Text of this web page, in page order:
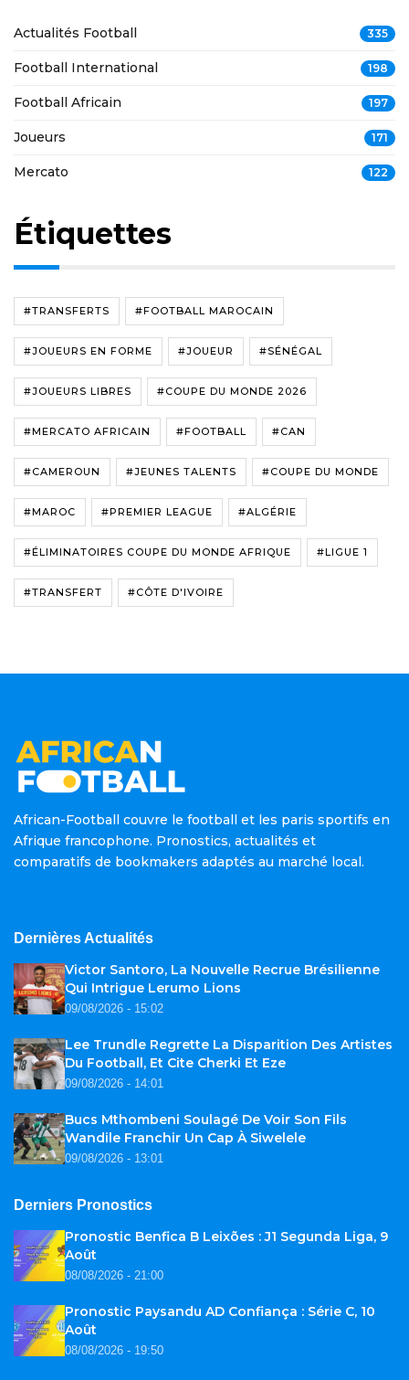
Actualités Football 335
Football International 198
Football Africain 197
Joueurs 171
Mercato 122
Étiquettes
#TRANSFERTS #FOOTBALL MAROCAIN
#JOUEURS EN FORME #JOUEUR #SÉNÉGAL
#JOUEURS LIBRES #COUPE DU MONDE 2026
#MERCATO AFRICAIN #FOOTBALL #CAN
#CAMEROUN #JEUNES TALENTS #COUPE DU MONDE
#MAROC #PREMIER LEAGUE #ALGÉRIE
#ÉLIMINATOIRES COUPE DU MONDE AFRIQUE #LIGUE 1
#TRANSFERT #CÔTE D'IVOIRE
African-Football couvre le football et les paris sportifs en
Afrique francophone. Pronostics, actualités et
comparatifs de bookmakers adaptés au marché local.
Dernières Actualités
Victor Santoro, La Nouvelle Recrue Brésilienne
Qui Intrigue Lerumo Lions
09/08/2026 - 15:02
Lee Trundle Regrette La Disparition Des Artistes
Du Football, Et Cite Cherki Et Eze
09/08/2026 - 14:01
Bucs Mthombeni Soulagé De Voir Son Fils
Wandile Franchir Un Cap À Siwelele
09/08/2026 - 13:01
Derniers Pronostics
Pronostic Benfica B Leixões : J1 Segunda Liga, 9
Août
08/08/2026 - 21:00
Pronostic Paysandu AD Confiança : Série C, 10
Août
08/08/2026 - 19:50